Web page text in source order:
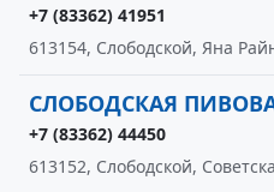
+7 (83362) 41951
613154, Слободской, Яна
СЛОБОДСКАЯ
+7 (83362) 44450
613152, Слободской,